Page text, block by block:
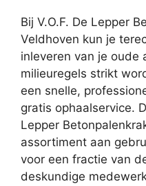
Bij V.O.F. De Lepper
Veldhoven kun je
inleveren van je oude
milieuregels strikt
een snelle,
gratis ophaalservice.
Lepper
assortiment aan
voor een fractie van
deskundige